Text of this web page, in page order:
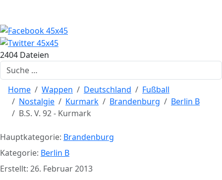
2404 Dateien
Suchen
Home Wappen Deutschland
Fußball
Nostalgie
Kurmark Brandenburg
Berlin B
B.S. V. 92 - Kurmark
Hauptkategorie: Brandenburg
Kategorie: Berlin B
Erstellt: 26. Februar 2013